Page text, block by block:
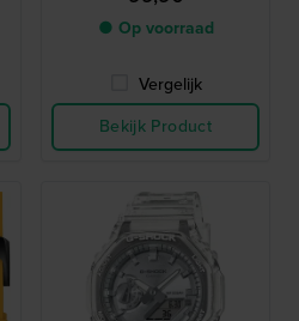
● Op voorraad
Vergelijk
Bekijk Product